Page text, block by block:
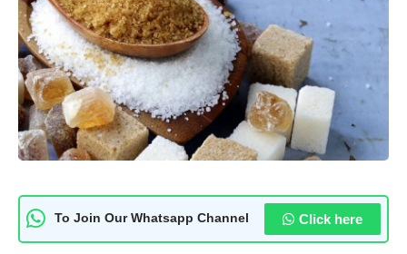
To Join Our Whatsapp Channel Click here